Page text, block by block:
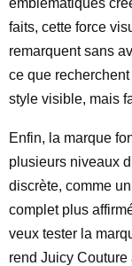
emblématiques
faits, cette force
remarquent sans
ce que
style visible, mais
Enfin, la marque
plusieurs niveaux
discrète, comme
complet plus
veux tester la
rend Juicy